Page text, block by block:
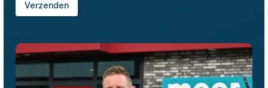
Verzenden